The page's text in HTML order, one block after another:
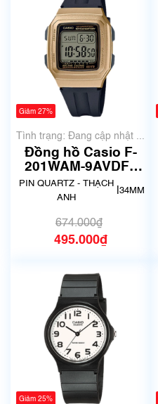
Giảm 27%
Tình trạng: Đang cập nhật ...
Đồng hồ Casio F-
201WAM-9AVDF |
Chính hãng
PIN QUARTZ - THẠCH
ANH
34MM
674.000₫
495.000₫
Giảm 25%